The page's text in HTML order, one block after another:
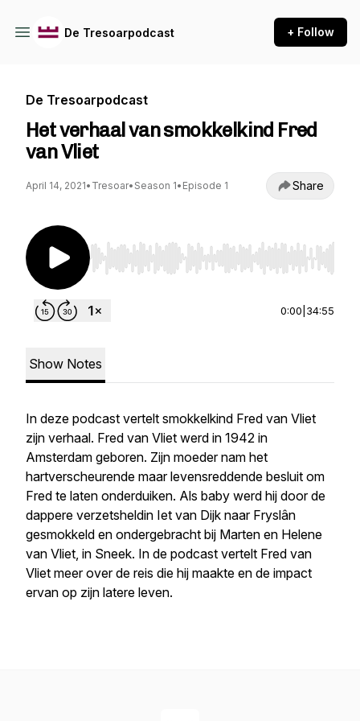
De Tresoarpodcast + Follow
De Tresoarpodcast
Het verhaal van smokkelkind Fred
van Vliet
April 14, 2021• Tresoar• Season 1• Episode 1 Share
Use Left/Right to seek, Home/End to jump to
0:00 34:55
Show Notes
In deze podcast vertelt smokkelkind Fred van Vliet
zijn verhaal. Fred van Vliet werd in 1942 in
Amsterdam geboren. Zijn moeder nam het
hartverscheurende maar levensreddende besluit om
Fred te laten onderduiken. Als baby werd hij door de
dappere verzetsheldin Iet van Dijk naar Fryslân
gesmokkeld en ondergebracht bij Marten en Helene
van Vliet, in Sneek. In de podcast vertelt Fred van
Vliet meer over de reis die hij maakte en de impact
ervan op zijn latere leven.